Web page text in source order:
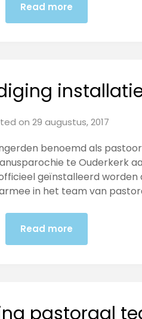
Read more
on29 augustus, 2017
benoemd als pastoor
te Ouderkerk
geïnstalleerd worden
in het team van
Read more
pastoraal